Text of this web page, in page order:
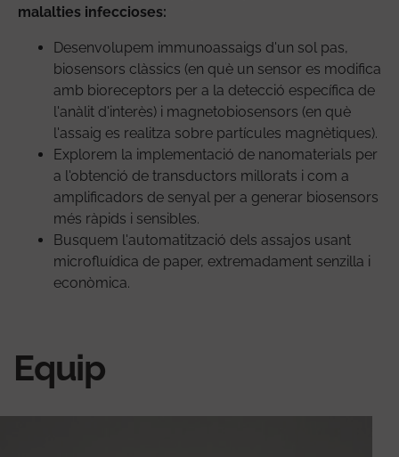
malalties infeccioses:
Desenvolupem immunoassaigs d'un sol pas,
biosensors clàssics (en què un sensor es modifica
amb bioreceptors per a la detecció específica de
l'anàlit d'interès) i magnetobiosensors (en què
l'assaig es realitza sobre partícules magnètiques).
Explorem la implementació de nanomaterials per
a l'obtenció de transductors millorats i com a
amplificadors de senyal per a generar biosensors
més ràpids i sensibles.
Busquem l'automatització dels assajos usant
microfluídica de paper, extremadament senzilla i
econòmica.
Equip